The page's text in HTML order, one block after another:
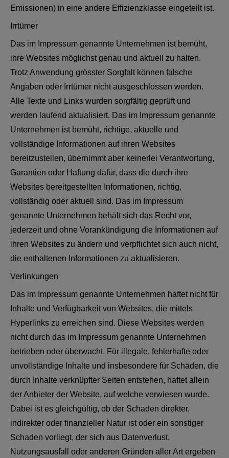
Emissionen) in eine andere Effizienzklasse eingeteilt ist.
Irrtümer
Das im Impressum genannte Unternehmen ist bemüht,
ihre Websites möglichst genau und aktuell zu halten.
Trotz Anwendung grösster Sorgfalt können falsche
Angaben oder Irrtümer nicht ausgeschlossen werden.
Alle Texte und Links wurden sorgfältig geprüft und
werden laufend aktualisiert. Das im Impressum genannte
Unternehmen ist bemüht, richtige, aktuelle und
vollständige Informationen auf ihren Websites
bereitzustellen, übernimmt aber keinerlei Verantwortung,
Garantien oder Haftung dafür, dass die durch ihre
Websites bereitgestellten Informationen, richtig,
vollständig oder aktuell sind. Das im Impressum
genannte Unternehmen behält sich das Recht vor,
jederzeit und ohne Vorankündigung die Informationen auf
ihren Websites zu ändern und verpflichtet sich auch nicht,
die enthaltenen Informationen zu aktualisieren.
Verlinkungen
Das im Impressum genannte Unternehmen haftet nicht für
Inhalte und Verfügbarkeit von Websites, die mittels
Hyperlinks zu erreichen sind. Diese Websites werden
nicht durch das im Impressum genannte Unternehmen
betrieben oder überwacht. Für illegale, fehlerhafte oder
unvollständige Inhalte und insbesondere für Schäden, die
durch Inhalte verknüpfter Seiten entstehen, haftet allein
der Anbieter der Website, auf welche verwiesen wurde.
Dabei ist es gleichgültig, ob der Schaden direkter,
indirekter oder finanzieller Natur ist oder ein sonstiger
Schaden vorliegt, der sich aus Datenverlust,
Nutzungsausfall oder anderen Gründen aller Art ergeben